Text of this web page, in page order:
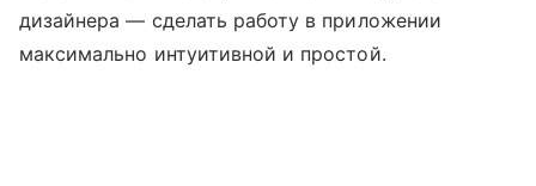
дизайнера — сделать работу в приложении
максимально интуитивной и простой.